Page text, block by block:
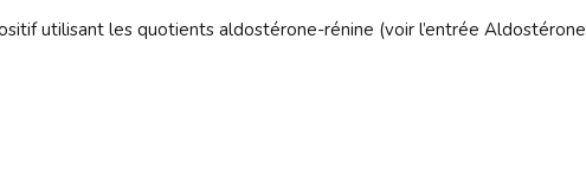
utilisant les quotients aldostérone-rénine (voir l’entrée Aldostérone